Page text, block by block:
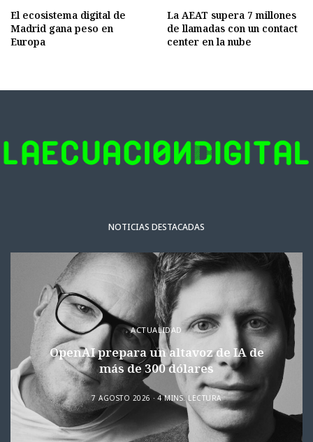
El ecosistema digital de
Madrid gana peso en
Europa
La AEAT supera 7 millones
de llamadas con un contact
center en la nube
NOTICIAS DESTACADAS
ACTUALIDAD
OpenAI prepara un altavoz de IA de
más de 300 dólares
7 AGOSTO 2026 4 MINS. LECTURA